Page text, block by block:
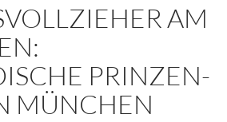
AM
PRINZEN-
MÜNCHEN